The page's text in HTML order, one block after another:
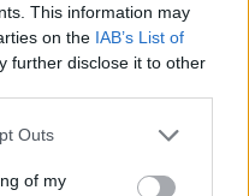
This information may
on the IAB’s List of
further disclose it to other
Outs
of my